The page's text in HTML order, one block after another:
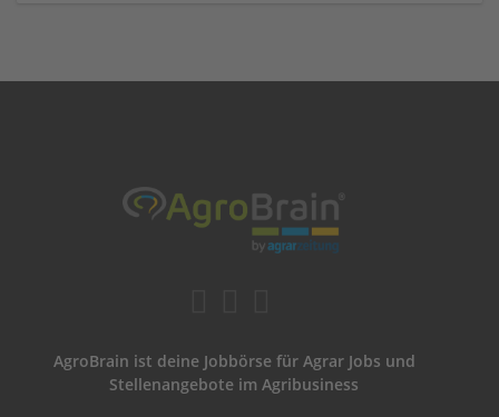
AgroBrain ist deine Jobbörse für Agrar Jobs und
Stellenangebote im Agribusiness